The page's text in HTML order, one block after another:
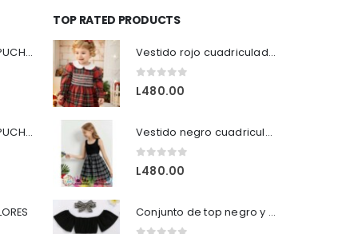
SUDADERA CON CAPUCHA Y CREMALLERA COLOR AZUL
SUDADERA CON CAPUCHA Y CREMALLERA COLOR NEGRO
TOP RATED PRODUCTS
Vestido rojo cuadriculado con lineas blancas
out of 5
L480.00
Vestido negro cuadriculado sin mangas casual.
out of 5
L480.00
Conjunto de top negro y short tigreado para el verano.